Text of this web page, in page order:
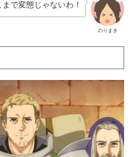
のりまき
で変態じゃないわ！